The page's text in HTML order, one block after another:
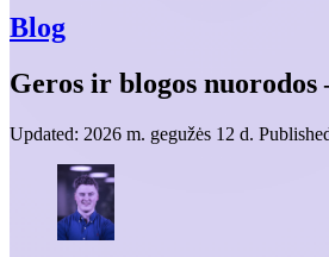
Blog
Geros ir blogos
Updated: 2026 m. gegužės 12 d.